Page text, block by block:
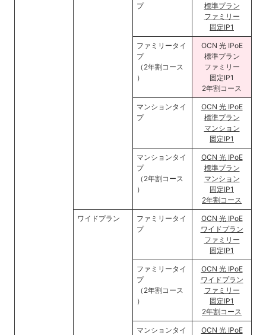
プ
標準プラン
ファミリー
固定IP1
ファミリータイ
プ
（2年割コース
）
OCN 光 IPoE
標準プラン
ファミリー
固定IP1
2年割コース
マンションタイ
プ
OCN 光 IPoE
標準プラン
マンション
固定IP1
マンションタイ
プ
（2年割コース
）
OCN 光 IPoE
標準プラン
マンション
固定IP1
2年割コース
ワイドプラン
ファミリータイ
プ
OCN 光 IPoE
ワイドプラン
ファミリー
固定IP1
ファミリータイ
プ
（2年割コース
）
OCN 光 IPoE
ワイドプラン
ファミリー
固定IP1
2年割コース
マンションタイ
OCN 光 IPoE